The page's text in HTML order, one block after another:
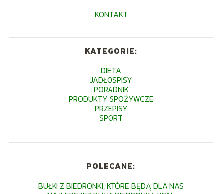
KONTAKT
KATEGORIE:
DIETA
JADŁOSPISY
PORADNIK
PRODUKTY SPOŻYWCZE
PRZEPISY
SPORT
POLECANE:
BUŁKI Z BIEDRONKI, KTÓRE BĘDĄ DLA NAS